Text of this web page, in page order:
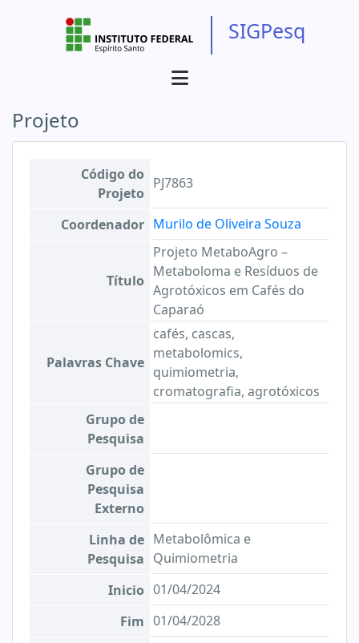
SIGPesq
Projeto
Código do
Projeto
PJ7863
Coordenador Murilo de Oliveira Souza
Título
Projeto MetaboAgro –
Metaboloma e Resíduos de
Agrotóxicos em Cafés do
Caparaó
Palavras Chave
cafés, cascas,
metabolomics,
quimiometria,
cromatografia, agrotóxicos
Grupo de
Pesquisa
Grupo de
Pesquisa
Externo
Linha de
Pesquisa
Metabolômica e
Quimiometria
Inicio 01/04/2024
Fim 01/04/2028